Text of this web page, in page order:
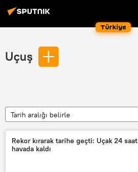
Türkiye
Uçuş
Tarih aralığı belirle
Rekor kırarak tarihe geçti: Uçak 24 saat
havada kaldı